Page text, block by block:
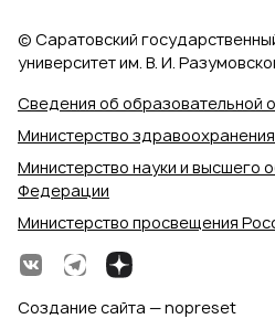
Сведения об образовательной
Министерство
Министерство науки и высшего
Федерации
Министерство просвещения
© Саратовский
университет им. В. И.
Создание сайта — nopreset